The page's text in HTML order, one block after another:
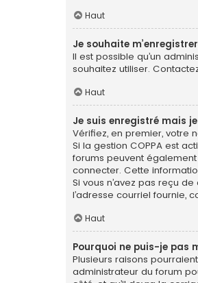
Haut
Je souhaite
Il est possible qu’un
souhaitez utiliser.
Haut
Je suis enregistré mais
Vérifiez, en premier, votre
Si la gestion COPPA est
forums peuvent
connecter. Cette
Si vous n’avez pas reçu
l’adresse courriel fournie,
Haut
Pourquoi ne puis-je pas
Plusieurs raisons
administrateur du forum